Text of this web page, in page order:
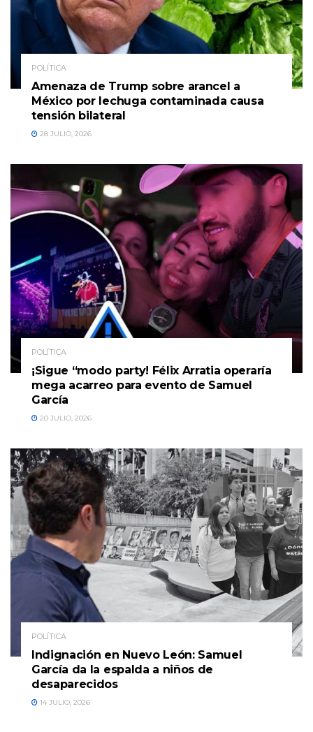
POLÍTICA
Amenaza de Trump sobre arancel a
México por lechuga contaminada causa
tensión bilateral
28 JULIO, 2026
POLÍTICA
¡Sigue “modo party! Félix Arratia operaría
mega acarreo para evento de Samuel
García
20 JULIO, 2026
POLÍTICA
Indignación en Nuevo León: Samuel
García da la espalda a niños de
desaparecidos
14 JULIO, 2026